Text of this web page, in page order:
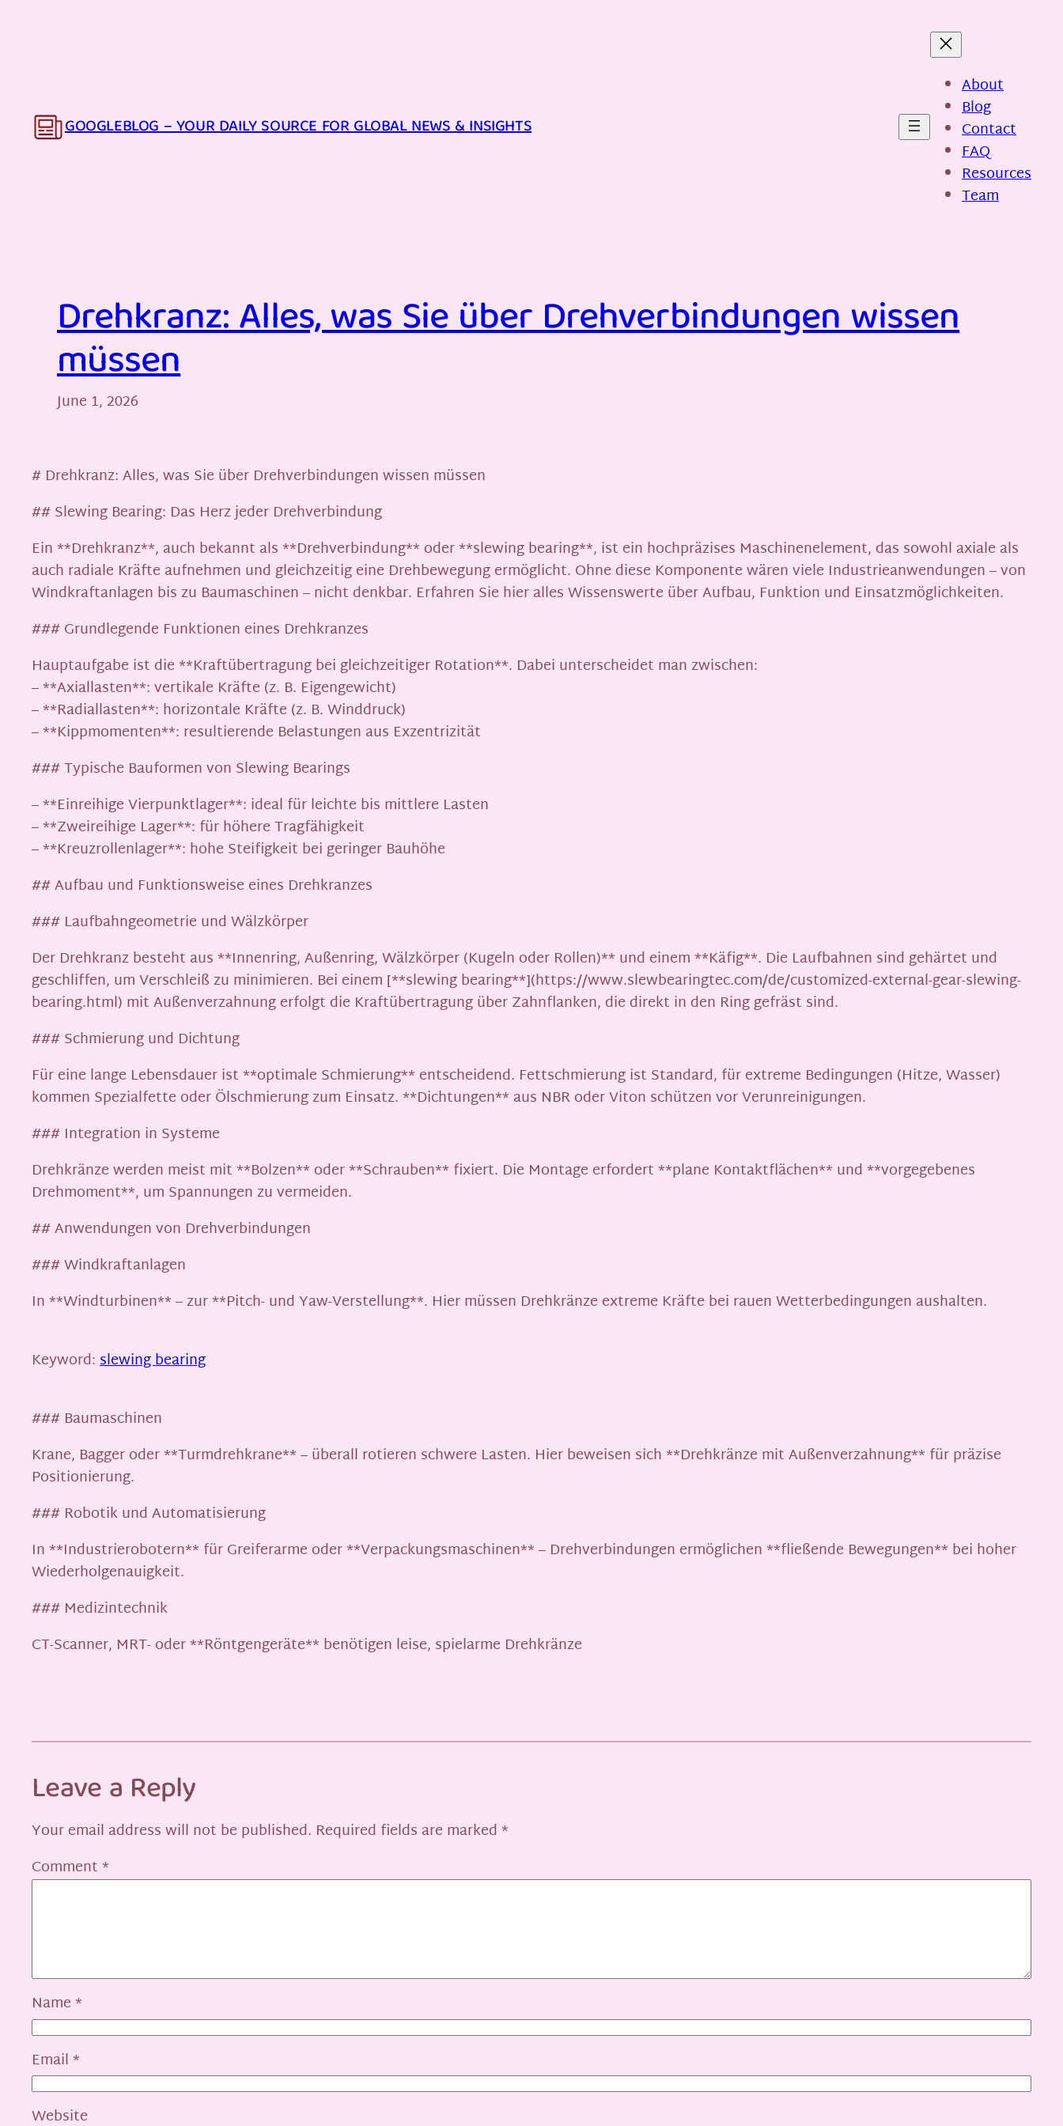
GOOGLEBLOG – YOUR DAILY SOURCE FOR GLOBAL NEWS & INSIGHTS
About
Blog
Contact
FAQ
Resources
Team
Drehkranz: Alles, was Sie über Drehverbindungen wissen
müssen
June 1, 2026
# Drehkranz: Alles, was Sie über Drehverbindungen wissen müssen
## Slewing Bearing: Das Herz jeder Drehverbindung
Ein **Drehkranz**, auch bekannt als **Drehverbindung** oder **slewing bearing**, ist ein hochpräzises Maschinenelement, das sowohl axiale als
auch radiale Kräfte aufnehmen und gleichzeitig eine Drehbewegung ermöglicht. Ohne diese Komponente wären viele Industrieanwendungen – von
Windkraftanlagen bis zu Baumaschinen – nicht denkbar. Erfahren Sie hier alles Wissenswerte über Aufbau, Funktion und Einsatzmöglichkeiten.
### Grundlegende Funktionen eines Drehkranzes
Hauptaufgabe ist die **Kraftübertragung bei gleichzeitiger Rotation**. Dabei unterscheidet man zwischen:
– **Axiallasten**: vertikale Kräfte (z. B. Eigengewicht)
– **Radiallasten**: horizontale Kräfte (z. B. Winddruck)
– **Kippmomenten**: resultierende Belastungen aus Exzentrizität
### Typische Bauformen von Slewing Bearings
– **Einreihige Vierpunktlager**: ideal für leichte bis mittlere Lasten
– **Zweireihige Lager**: für höhere Tragfähigkeit
– **Kreuzrollenlager**: hohe Steifigkeit bei geringer Bauhöhe
## Aufbau und Funktionsweise eines Drehkranzes
### Laufbahngeometrie und Wälzkörper
Der Drehkranz besteht aus **Innenring, Außenring, Wälzkörper (Kugeln oder Rollen)** und einem **Käfig**. Die Laufbahnen sind gehärtet und
geschliffen, um Verschleiß zu minimieren. Bei einem [**slewing bearing**](https://www.slewbearingtec.com/de/customized-external-gear-slewing-
bearing.html) mit Außenverzahnung erfolgt die Kraftübertragung über Zahnflanken, die direkt in den Ring gefräst sind.
### Schmierung und Dichtung
Für eine lange Lebensdauer ist **optimale Schmierung** entscheidend. Fettschmierung ist Standard, für extreme Bedingungen (Hitze, Wasser)
kommen Spezialfette oder Ölschmierung zum Einsatz. **Dichtungen** aus NBR oder Viton schützen vor Verunreinigungen.
### Integration in Systeme
Drehkränze werden meist mit **Bolzen** oder **Schrauben** fixiert. Die Montage erfordert **plane Kontaktflächen** und **vorgegebenes
Drehmoment**, um Spannungen zu vermeiden.
## Anwendungen von Drehverbindungen
### Windkraftanlagen
In **Windturbinen** – zur **Pitch- und Yaw-Verstellung**. Hier müssen Drehkränze extreme Kräfte bei rauen Wetterbedingungen aushalten.
Keyword:slewing bearing
### Baumaschinen
Krane, Bagger oder **Turmdrehkrane** – überall rotieren schwere Lasten. Hier beweisen sich **Drehkränze mit Außenverzahnung** für präzise
Positionierung.
### Robotik und Automatisierung
In **Industrierobotern** für Greiferarme oder **Verpackungsmaschinen** – Drehverbindungen ermöglichen **fließende Bewegungen** bei hoher
Wiederholgenauigkeit.
### Medizintechnik
CT-Scanner, MRT- oder **Röntgengeräte** benötigen leise, spielarme Drehkränze
Leave a Reply
Your email address will not be published. Required fields are marked *
Comment *
Name *
Email *
Website